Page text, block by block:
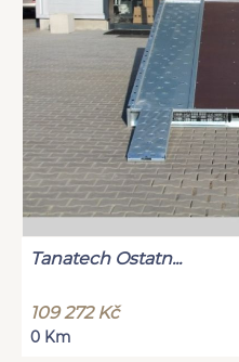
Tanatech Ostatn...
109 272 Kč
0 Km